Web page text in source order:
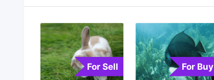
For Sell For Buy